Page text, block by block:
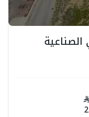
25,000م2 بحي الصناعية